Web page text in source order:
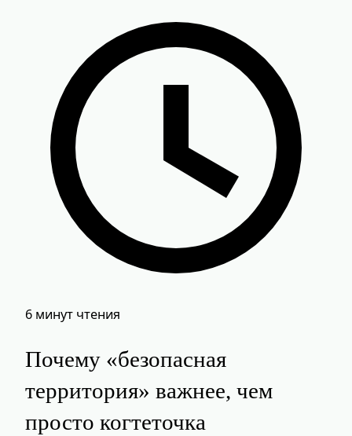
6 минут чтения
Почему «безопасная
территория» важнее, чем
просто когтеточка